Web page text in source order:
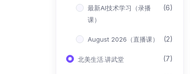
最新AI技术学习（录播
课）
(6)
August 2026（直播课） (2)
北美生活.讲武堂 (7)